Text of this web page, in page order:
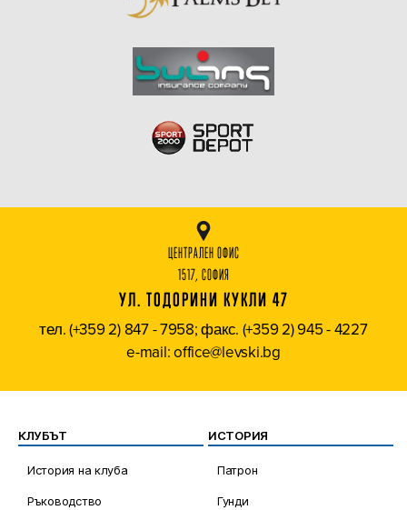
ЦЕНТРАЛЕН ОФИС
1517, СОФИЯ
УЛ. ТОДОРИНИ КУКЛИ 47
тел. (+359 2) 847 - 7958; факс. (+359 2) 945 - 4227
e-mail: office@levski.bg
КЛУБЪТ
История на клуба
Ръководство
ИСТОРИЯ
Патрон
Гунди